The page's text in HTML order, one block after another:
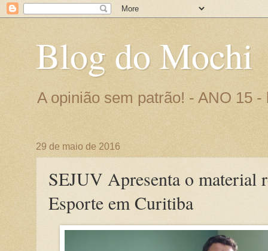
Blog do Mochi
A opinião sem patrão! - ANO 15
29 de maio de 2016
SEJUV Apresenta o material
Esporte em Curitiba